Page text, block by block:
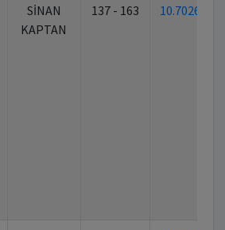
SİNAN
KAPTAN
137 - 163 10.70269/